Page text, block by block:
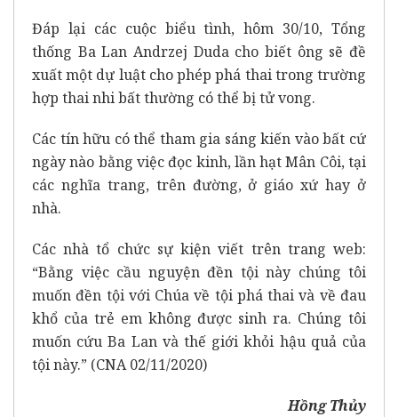
Đáp lại các cuộc biểu tình, hôm 30/10, Tổng
thống Ba Lan Andrzej Duda cho biết ông sẽ đề
xuất một dự luật cho phép phá thai trong trường
hợp thai nhi bất thường có thể bị tử vong.
Các tín hữu có thể tham gia sáng kiến vào bất cứ
ngày nào bằng việc đọc kinh, lần hạt Mân Côi, tại
các nghĩa trang, trên đường, ở giáo xứ hay ở
nhà.
Các nhà tổ chức sự kiện viết trên trang web:
“Bằng việc cầu nguyện đền tội này chúng tôi
muốn đền tội với Chúa về tội phá thai và về đau
khổ của trẻ em không được sinh ra. Chúng tôi
muốn cứu Ba Lan và thế giới khỏi hậu quả của
tội này.” (CNA 02/11/2020)
Hồng Thủy